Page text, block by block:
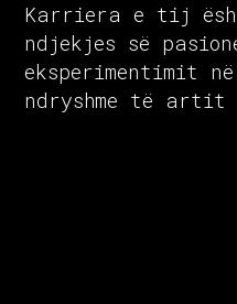
Karriera e tij
ndjekjes së
eksperimentimit
ndryshme të artit